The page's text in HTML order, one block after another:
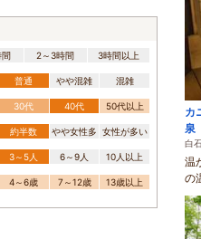
間 2～3時間 3時間以上
普通 やや混雑 混雑
30代 40代 50代以上
約半数 やや女性多 女性が多い
3～5人 6～9人 10人以上
4～6歳 7～12歳 13歳以上
カ
泉
白
温
の